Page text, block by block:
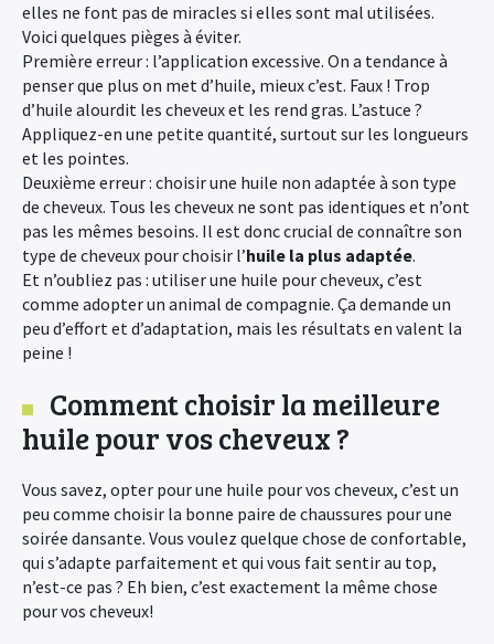
elles ne font pas de miracles si elles sont mal utilisées.
Voici quelques pièges à éviter.
Première erreur : l’application excessive. On a tendance à
penser que plus on met d’huile, mieux c’est. Faux ! Trop
d’huile alourdit les cheveux et les rend gras. L’astuce ?
Appliquez-en une petite quantité, surtout sur les longueurs
et les pointes.
Deuxième erreur : choisir une huile non adaptée à son type
de cheveux. Tous les cheveux ne sont pas identiques et n’ont
pas les mêmes besoins. Il est donc crucial de connaître son
type de cheveux pour choisir l’huile la plus adaptée.
Et n’oubliez pas : utiliser une huile pour cheveux, c’est
comme adopter un animal de compagnie. Ça demande un
peu d’effort et d’adaptation, mais les résultats en valent la
peine !
Comment choisir la meilleure
huile pour vos cheveux ?
Vous savez, opter pour une huile pour vos cheveux, c’est un
peu comme choisir la bonne paire de chaussures pour une
soirée dansante. Vous voulez quelque chose de confortable,
qui s’adapte parfaitement et qui vous fait sentir au top,
n’est-ce pas ? Eh bien, c’est exactement la même chose
pour vos cheveux!